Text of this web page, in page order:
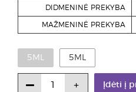
DIDMENINĖ PREKYBA
MAŽMENINĖ PREKYBA
5ML 5ML
Įdėti į